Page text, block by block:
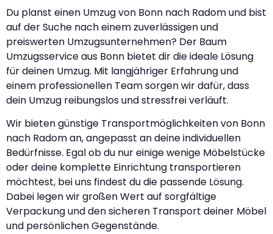
Du planst einen Umzug von Bonn nach Radom und bist
auf der Suche nach einem zuverlässigen und
preiswerten Umzugsunternehmen? Der Baum
Umzugsservice aus Bonn bietet dir die ideale Lösung
für deinen Umzug. Mit langjähriger Erfahrung und
einem professionellen Team sorgen wir dafür, dass
dein Umzug reibungslos und stressfrei verläuft.
Wir bieten günstige Transportmöglichkeiten von Bonn
nach Radom an, angepasst an deine individuellen
Bedürfnisse. Egal ob du nur einige wenige Möbelstücke
oder deine komplette Einrichtung transportieren
möchtest, bei uns findest du die passende Lösung.
Dabei legen wir großen Wert auf sorgfältige
Verpackung und den sicheren Transport deiner Möbel
und persönlichen Gegenstände.